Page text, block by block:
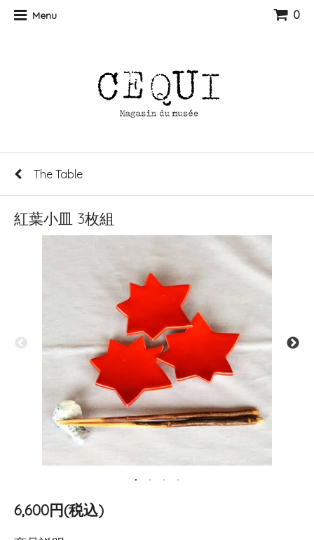
Menu 0
The Table
紅葉小皿 3枚組
6,600円(税込)